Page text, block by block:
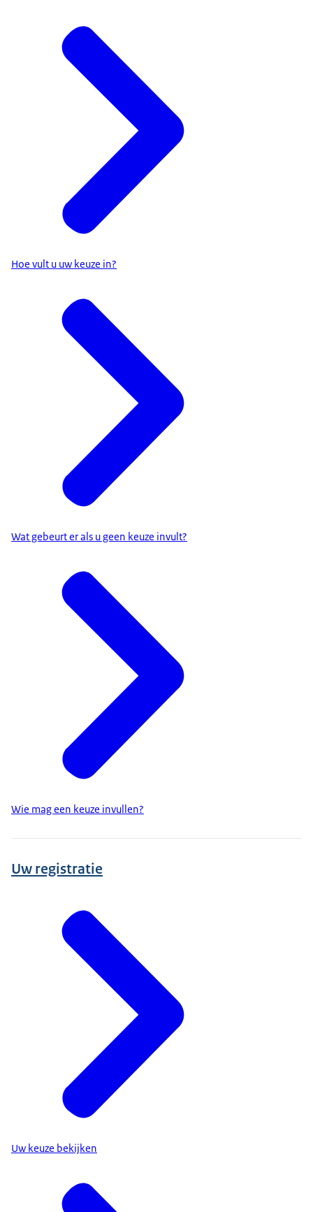
Hoe vult u uw keuze in?
Wat gebeurt er als u geen keuze invult?
Wie mag een keuze invullen?
Uw registratie
Uw keuze bekijken